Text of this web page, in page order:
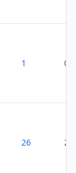
1 0
26 23